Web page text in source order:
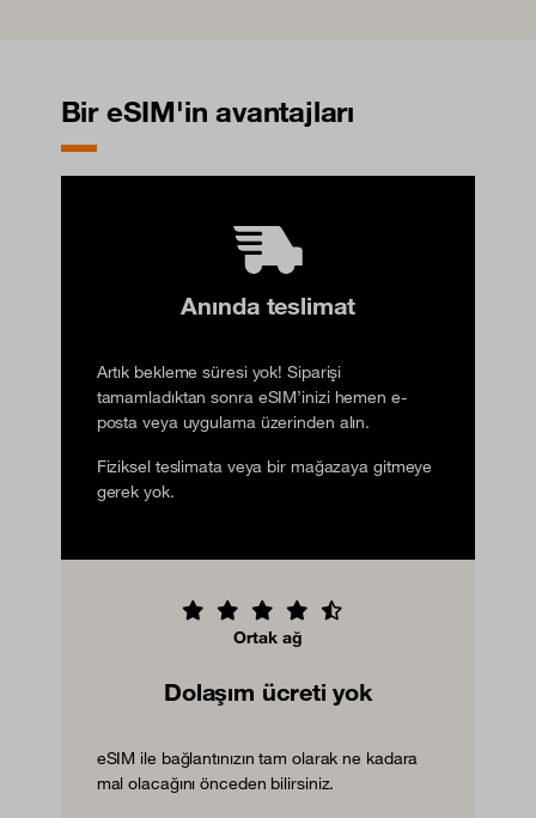
Bir eSIM'in avantajları
Anında teslimat
Artık bekleme süresi yok! Siparişi
tamamladıktan sonra eSIM’inizi hemen e-
posta veya uygulama üzerinden alın.
Fiziksel teslimata veya bir mağazaya gitmeye
gerek yok.
Ortak ağ
Dolaşım ücreti yok
eSIM ile bağlantınızın tam olarak ne kadara
mal olacağını önceden bilirsiniz.